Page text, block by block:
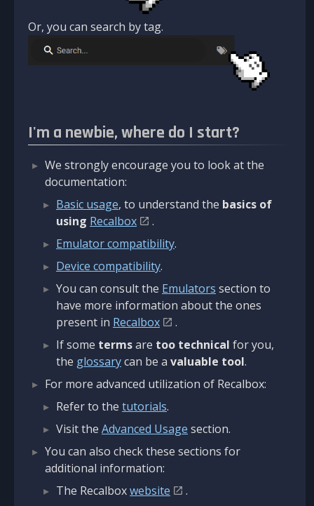
Or, you can search by tag.
I'm a newbie, where do I start?
We strongly encourage you to look at the
documentation:
Basic usage, to understand the basics of
using Recalbox
.
Emulator compatibility.
Device compatibility.
You can consult the Emulators section to
have more information about the ones
present in Recalbox
.
If some termsare too technical for you,
the glossarycan be a valuable tool.
For more advanced utilization of Recalbox:
Refer to the tutorials.
Visit the Advanced Usage section.
You can also check these sections for
additional information:
The Recalboxwebsite
.